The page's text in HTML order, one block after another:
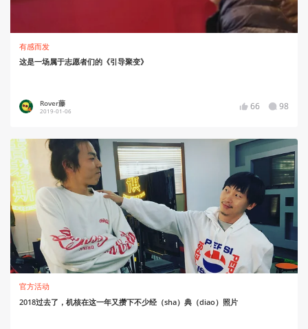
有感而发
这是一场属于志愿者们的《引导聚变》
Rover藤
2019-01-06 66 98
官方活动
2018过去了，机核在这一年又攒下不少经（sha）典（diao）照片